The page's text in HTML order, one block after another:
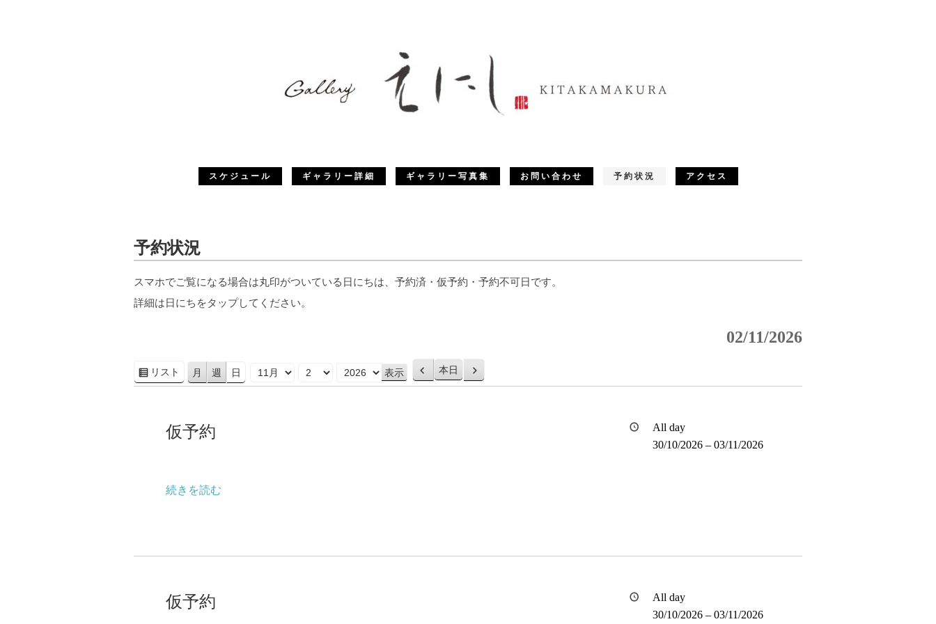
スケジュール ギャラリー詳細 ギャラリー写真集 お問い合わせ 予約状況 アクセス
予約状況
スマホでご覧になる場合は丸印がついている日にちは、予約済・仮予約・予約不可日です。
詳細は日にちをタップしてください。
02/11/2026
リスト
表月 週 日
前
へ
本日
次
へ
仮予約
All day
30/10/2026 – 03/11/2026
続きを読む
仮予約
All day
30/10/2026 – 03/11/2026